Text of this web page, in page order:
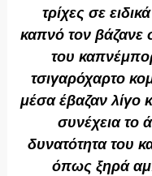
τρίχες σε
καπνό τον βάζανε
του
τσιγαρόχαρτο
μέσα έβαζαν λίγο
συνέχεια το
δυνατότητα του
όπως ξηρά